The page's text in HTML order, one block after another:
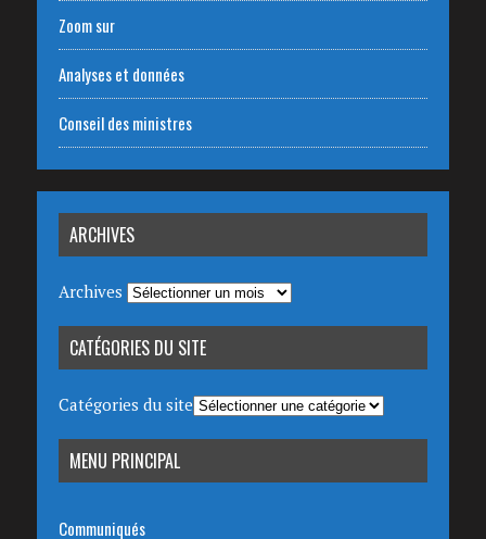
Zoom sur
Analyses et données
Conseil des ministres
ARCHIVES
Archives
CATÉGORIES DU SITE
Catégories du site
MENU PRINCIPAL
Communiqués